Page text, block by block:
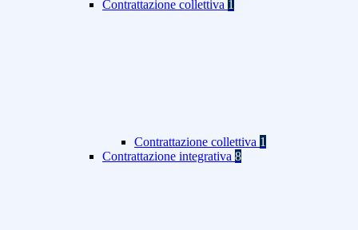
Contrattazione collettiva 1
Contrattazione collettiva 1
Contrattazione integrativa 8